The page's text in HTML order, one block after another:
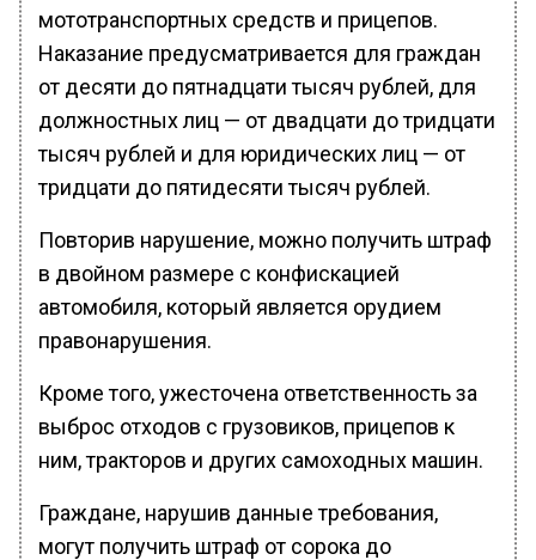
мототранспортных средств и прицепов.
Наказание предусматривается для граждан
от десяти до пятнадцати тысяч рублей, для
должностных лиц — от двадцати до тридцати
тысяч рублей и для юридических лиц — от
тридцати до пятидесяти тысяч рублей.
Повторив нарушение, можно получить штраф
в двойном размере с конфискацией
автомобиля, который является орудием
правонарушения.
Кроме того, ужесточена ответственность за
выброс отходов с грузовиков, прицепов к
ним, тракторов и других самоходных машин.
Граждане, нарушив данные требования,
могут получить штраф от сорока до